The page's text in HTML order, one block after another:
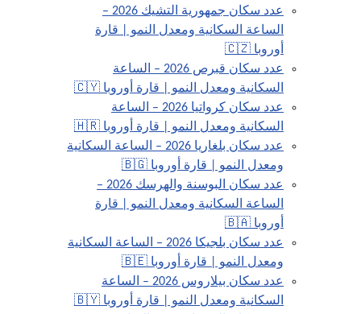
عدد سكان جمهورية التشيك 2026 –
الساعة السكانية ومعدل النمو | قارة
أوروبا 🇨🇿
عدد سكان قبرص 2026 – الساعة
السكانية ومعدل النمو | قارة أوروبا 🇨🇾
عدد سكان كرواتيا 2026 – الساعة
السكانية ومعدل النمو | قارة أوروبا 🇭🇷
عدد سكان بلغاريا 2026 – الساعة السكانية
ومعدل النمو | قارة أوروبا 🇧🇬
عدد سكان البوسنة والهرسك 2026 –
الساعة السكانية ومعدل النمو | قارة
أوروبا 🇧🇦
عدد سكان بلجيكا 2026 – الساعة السكانية
ومعدل النمو | قارة أوروبا 🇧🇪
عدد سكان بيلاروس 2026 – الساعة
السكانية ومعدل النمو | قارة أوروبا 🇧🇾